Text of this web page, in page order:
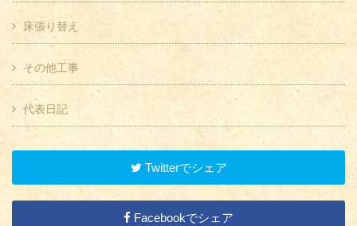
床張り替え
その他工事
代表日記
Twitterでシェア
Facebookでシェア